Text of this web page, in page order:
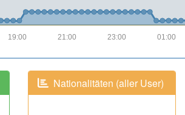
01:00
23:00
21:00
19:00
Nationalitäten (aller User)